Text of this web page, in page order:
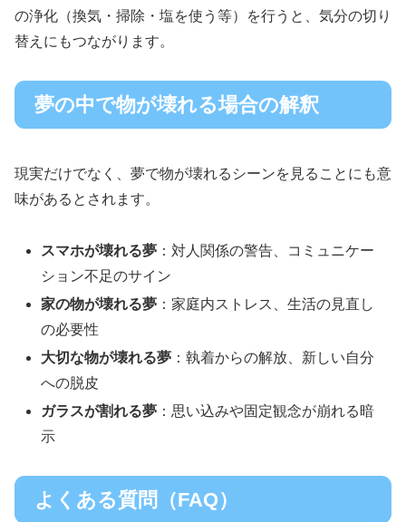
の浄化（換気・掃除・塩を使う等）を行うと、気分の切り
替えにもつながります。
夢の中で物が壊れる場合の解釈
現実だけでなく、夢で物が壊れるシーンを見ることにも意
味があるとされます。
スマホが壊れる夢 ：対人関係の警告、コミュニケー
ション不足のサイン
家の物が壊れる夢 ：家庭内ストレス、生活の見直し
の必要性
大切な物が壊れる夢 ：執着からの解放、新しい自分
への脱皮
ガラスが割れる夢 ：思い込みや固定観念が崩れる暗
示
よくある質問（FAQ）